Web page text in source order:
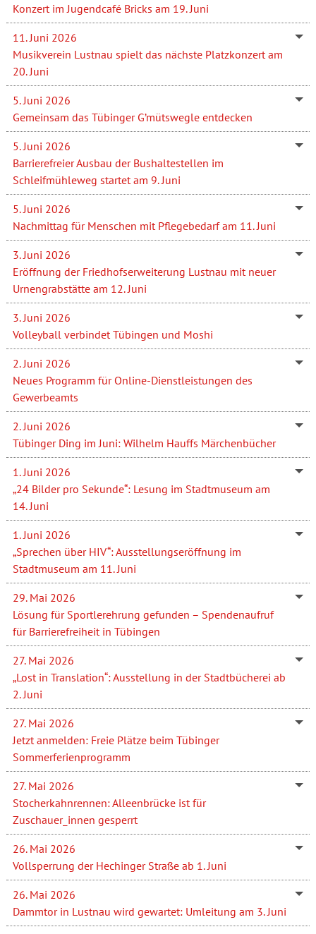
Konzert im Jugendcafé Bricks am 19. Juni
11. Juni 2026
Musikverein Lustnau spielt das nächste Platzkonzert am
20. Juni
5. Juni 2026
Gemeinsam das Tübinger G’mütswegle entdecken
5. Juni 2026
Barrierefreier Ausbau der Bushaltestellen im
Schleifmühleweg startet am 9. Juni
5. Juni 2026
Nachmittag für Menschen mit Pflegebedarf am 11. Juni
3. Juni 2026
Eröffnung der Friedhofserweiterung Lustnau mit neuer
Urnengrabstätte am 12. Juni
3. Juni 2026
Volleyball verbindet Tübingen und Moshi
2. Juni 2026
Neues Programm für Online-Dienstleistungen des
Gewerbeamts
2. Juni 2026
Tübinger Ding im Juni: Wilhelm Hauffs Märchenbücher
1. Juni 2026
„24 Bilder pro Sekunde“: Lesung im Stadtmuseum am
14. Juni
1. Juni 2026
„Sprechen über HIV“: Ausstellungseröffnung im
Stadtmuseum am 11. Juni
29. Mai 2026
Lösung für Sportlerehrung gefunden – Spendenaufruf
für Barrierefreiheit in Tübingen
27. Mai 2026
„Lost in Translation“: Ausstellung in der Stadtbücherei ab
2. Juni
27. Mai 2026
Jetzt anmelden: Freie Plätze beim Tübinger
Sommerferienprogramm
27. Mai 2026
Stocherkahnrennen: Alleenbrücke ist für
Zuschauer_innen gesperrt
26. Mai 2026
Vollsperrung der Hechinger Straße ab 1. Juni
26. Mai 2026
Dammtor in Lustnau wird gewartet: Umleitung am 3. Juni